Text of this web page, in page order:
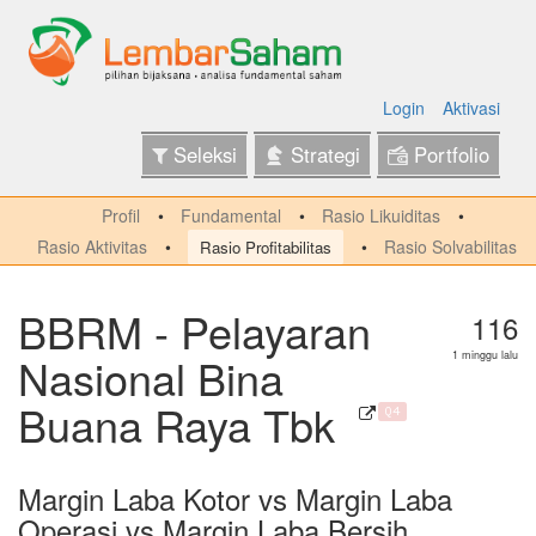
Login Aktivasi
Seleksi Strategi Portfolio
Profil Fundamental
Rasio Likuiditas
Rasio Aktivitas
Rasio Profitabilitas Rasio Solvabilitas
BBRM - Pelayaran
Nasional Bina
Buana Raya Tbk Q4
116
1 minggu lalu
Margin Laba Kotor vs Margin Laba